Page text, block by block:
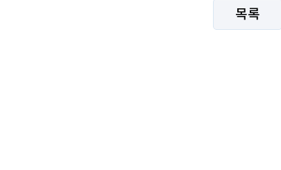
목록